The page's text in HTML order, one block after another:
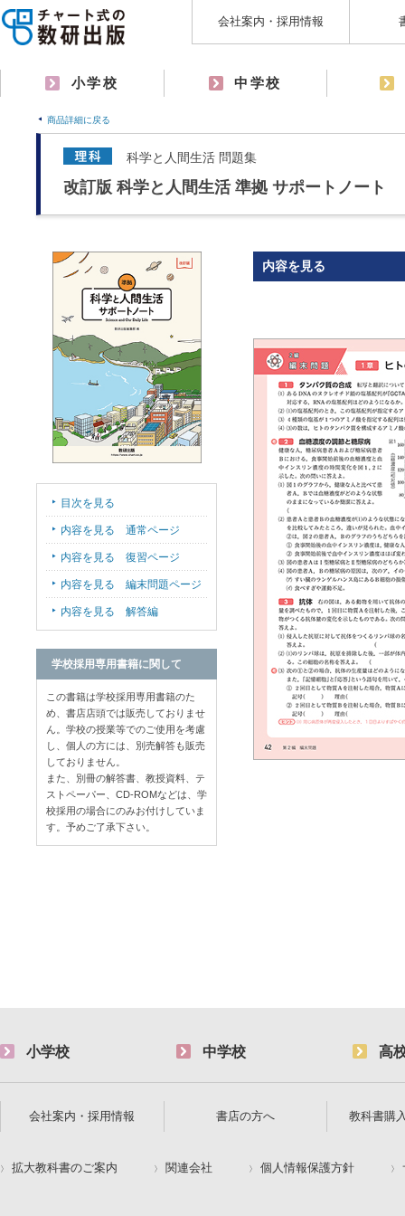
会社案内・採用情報
小学校 中学校
商品詳細に戻る
科学と人間生活 問題集
改訂版 科学と人間生活 準拠 サポートノート
内容を見る
目次を見る
内容を見る 通常ページ
内容を見る 復習ページ
内容を見る 編末問題ページ
内容を見る 解答編
学校採用専用書籍に関して
この書籍は学校採用専用書籍のた
め、書店店頭では販売しておりませ
ん。学校の授業等でのご使用を考慮
し、個人の方には、別売解答も販売
しておりません。
また、別冊の解答書、教授資料、テ
ストペーパー、CD-ROMなどは、学
校採用の場合にのみお付けしていま
す。予めご了承下さい。
小学校 中学校 高
会社案内・採用情報 書店の方へ 教科書購
拡大教科書のご案内 関連会社 個人情報保護方針